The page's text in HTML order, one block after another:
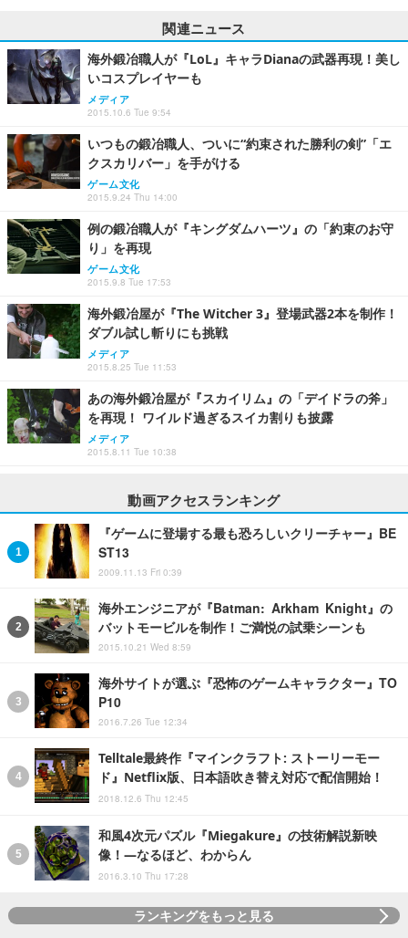
関連ニュース
海外鍛冶職人が『LoL』キャラDianaの武器再現！美し
いコスプレイヤーも
メディア
2015.10.6 Tue 9:54
いつもの鍛冶職人、ついに“約束された勝利の剣”「エ
クスカリバー」を手がける
ゲーム文化
2015.9.24 Thu 14:00
例の鍛冶職人が『キングダムハーツ』の「約束のお守
り」を再現
ゲーム文化
2015.9.8 Tue 17:53
海外鍛冶屋が『The Witcher 3』登場武器2本を制作！
ダブル試し斬りにも挑戦
メディア
2015.8.25 Tue 11:53
あの海外鍛冶屋が『スカイリム』の「デイドラの斧」
を再現！ ワイルド過ぎるスイカ割りも披露
メディア
2015.8.11 Tue 10:38
動画アクセスランキング
『ゲームに登場する最も恐ろしいクリーチャー』BE
ST13
2009.11.13 Fri 0:39
海外エンジニアが『Batman: Arkham Knight』の
バットモービルを制作！ご満悦の試乗シーンも
2015.10.21 Wed 8:59
海外サイトが選ぶ『恐怖のゲームキャラクター』TO
P10
2016.7.26 Tue 12:34
Telltale最終作『マインクラフト: ストーリーモー
ド』Netflix版、日本語吹き替え対応で配信開始！
2018.12.6 Thu 12:45
和風4次元パズル『Miegakure』の技術解説新映
像！―なるほど、わからん
2016.3.10 Thu 17:28
ランキングをもっと見る